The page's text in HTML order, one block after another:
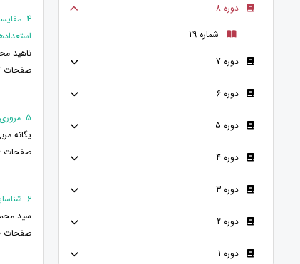
دوره 8
شماره 29
دوره 7
دوره 6
دوره 5
دوره 4
دوره 3
دوره 2
دوره 1
4.
ناهید
صفحات 47 - 63
5. مروری بر ناگویی هیجانی، سبک های مقابله ای و سبک های دلبستگی در دختران بدسرپرست
یگانه
صفحات 64 - 79
6. شناسایی نقش عملکردی- تحولی خانواده های مبدا در طلاق زوجین بر اساس تجربه زیسته زنان مطلقه
سید
صفحات 80 - 92